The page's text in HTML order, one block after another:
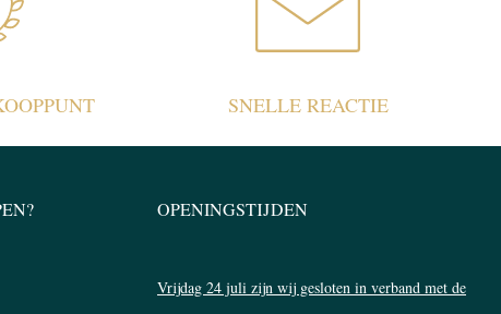
SNELLE REACTIE
OPENINGSTIJDEN
Vrijdag 24 juli zijn wij gesloten in verband met de